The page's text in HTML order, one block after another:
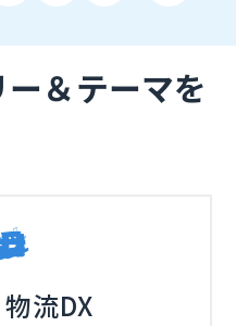
対して、実務目線でお答
＆テーマを
流DX